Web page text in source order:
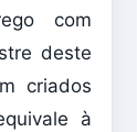
com
deste
criados
à